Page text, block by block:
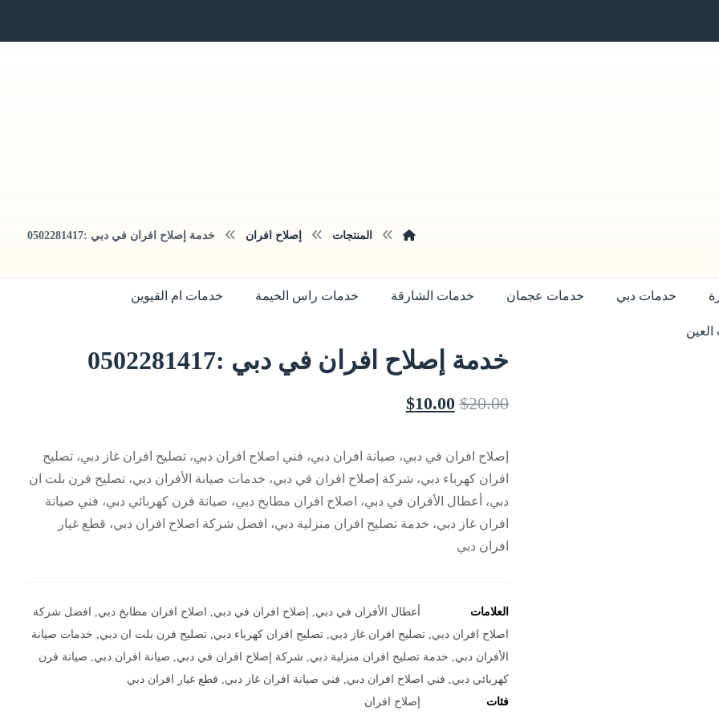
خدمات دبي خدمات عجمان خدمات الشارقة خدمات راس الخيمة خدمات ام القيوين
المنتجات إصلاح افران خدمة إصلاح افران في دبي :0502281417
خدمة إصلاح افران في دبي :0502281417
$20.00
$10.00
إصلاح افران في دبي، صيانة افران دبي، فني اصلاح افران دبي، تصليح افران غاز دبي، تصليح
افران كهرباء دبي، شركة إصلاح افران في دبي، خدمات صيانة الأفران دبي، تصليح فرن بلت ان
دبي، أعطال الأفران في دبي، اصلاح افران مطابخ دبي، صيانة فرن كهربائي دبي، فني صيانة
افران غاز دبي، خدمة تصليح افران منزلية دبي، افضل شركة اصلاح افران دبي، قطع غيار
افران دبي
العلامات أعطال الأفران في دبي إصلاح افران في دبي اصلاح افران مطابخ دبي
افضل شركة
اصلاح افران دبي ,تصليح افران غاز دبي ,تصليح افران كهرباء دبي ,تصليح فرن بلت ان دبي
خدمات صيانة
الأفران دبي
خدمة تصليح افران منزلية دبي شركة إصلاح افران في دبي صيانة افران دبي
صيانة فرن
كهربائي دبي
فني اصلاح افران دبي فني صيانة افران غاز دبي
قطع غيار افران دبي
فئات
إصلاح افران